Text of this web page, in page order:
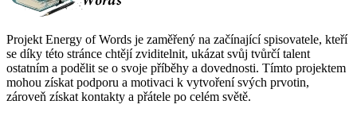
Projekt Energy of Words je zaměřený na začínající spisovatele, kteří
se díky této stránce chtějí zviditelnit, ukázat svůj tvůrčí talent
ostatním a podělit se o svoje příběhy a dovednosti. Tímto projektem
mohou získat podporu a motivaci k vytvoření svých prvotin,
zároveň získat kontakty a přátele po celém světě.